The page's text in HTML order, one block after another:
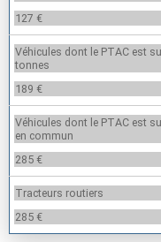
127 €
Véhicules dont le PTAC est
tonnes
189 €
Véhicules dont le PTAC est
en commun
285 €
Tracteurs routiers
285 €